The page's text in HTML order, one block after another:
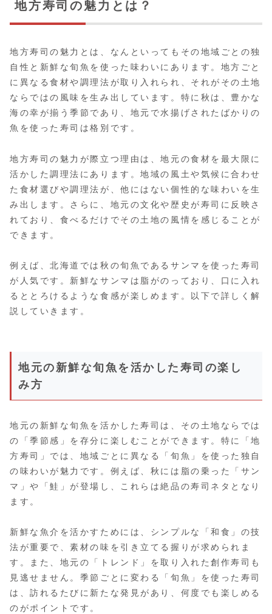
地方寿司の魅力とは？
地方寿司の魅力とは、なんといってもその地域ごとの独
自性と新鮮な旬魚を使った味わいにあります。地方ごと
に異なる食材や調理法が取り入れられ、それがその土地
ならではの風味を生み出しています。特に秋は、豊かな
海の幸が揃う季節であり、地元で水揚げされたばかりの
魚を使った寿司は格別です。
地方寿司の魅力が際立つ理由は、地元の食材を最大限に
活かした調理法にあります。地域の風土や気候に合わせ
た食材選びや調理法が、他にはない個性的な味わいを生
み出します。さらに、地元の文化や歴史が寿司に反映さ
れており、食べるだけでその土地の風情を感じることが
できます。
例えば、北海道では秋の旬魚であるサンマを使った寿司
が人気です。新鮮なサンマは脂がのっており、口に入れ
るととろけるような食感が楽しめます。以下で詳しく解
説していきます。
地元の新鮮な旬魚を活かした寿司の楽し
み方
地元の新鮮な旬魚を活かした寿司は、その土地ならでは
の「季節感」を存分に楽しむことができます。特に「地
方寿司」では、地域ごとに異なる「旬魚」を使った独自
の味わいが魅力です。例えば、秋には脂の乗った「サン
マ」や「鮭」が登場し、これらは絶品の寿司ネタとなり
ます。
新鮮な魚介を活かすためには、シンプルな「和食」の技
法が重要で、素材の味を引き立てる握りが求められま
す。また、地元の「トレンド」を取り入れた創作寿司も
見逃せません。季節ごとに変わる「旬魚」を使った寿司
は、訪れるたびに新たな発見があり、何度でも楽しめる
のがポイントです。